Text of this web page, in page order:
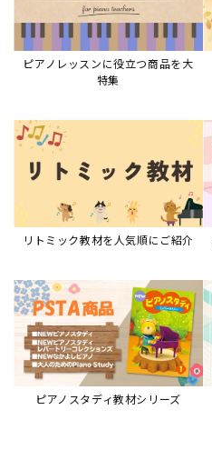
ピアノレッスンに役立つ商品を大
特集
リトミック教材を人気順にご紹介
ピアノスタディ教材シリーズ